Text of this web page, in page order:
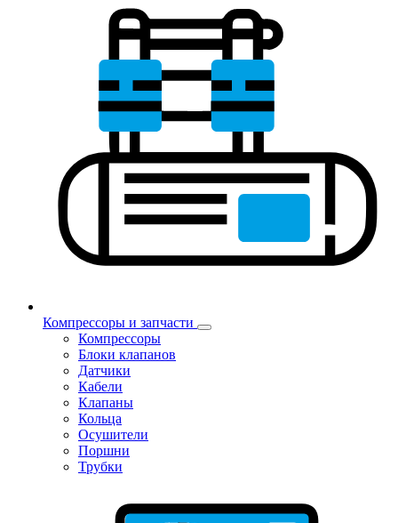
Компрессоры и запчасти
Компрессоры
Блоки клапанов
Датчики
Кабели
Клапаны
Кольца
Осушители
Поршни
Трубки